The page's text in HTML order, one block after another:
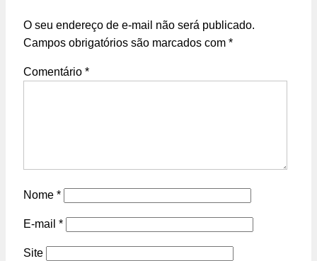
O seu endereço de e-mail não será publicado.
Campos obrigatórios são marcados com *
Comentário *
Nome *
E-mail *
Site